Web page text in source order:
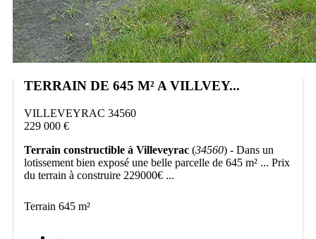
TERRAIN DE 645 M² A VILLVEY...
VILLEVEYRAC 34560
229 000 €
Terrain constructible à Villeveyrac (34560) - Dans un
lotissement bien exposé une belle parcelle de 645 m² ... Prix
du terrain à construire 229000€ ...
Terrain 645 m²